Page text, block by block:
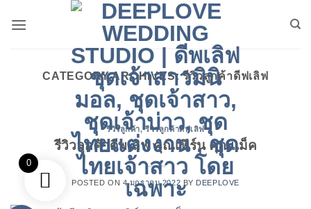
CATEGORY ARCHIVES:รีวิวลูกค้าดีฟเลิฟ
รีวิวลูกค้า,รีวิวลูกค้าดีฟเลิฟ
รีวิวลูกค้าดีพเลิฟ คุณเฟิร์น คุณแม็ค
POSTED ON 4 มกราคม 2022 BY DEEPLOVE
0